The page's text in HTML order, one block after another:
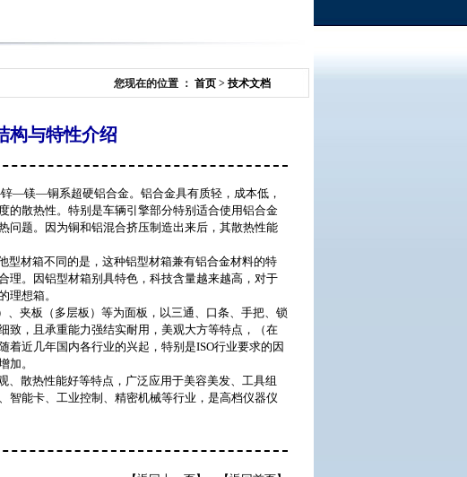
您现在的位置 ： 首页 > 技术文档
构与特性介绍
—镁—铜系超硬铝合金。铝合金具有质轻，成本低，
的散热性。特别是车辆引擎部分特别适合使用铝合金
题。因为铜和铝混合挤压制造出来后，其散热性能
材箱不同的是，这种铝型材箱兼有铝合金材料的特
理。因铝型材箱别具特色，科技含量越来越高，对于
理想箱。
夹板（多层板）等为面板，以三通、口条、手把、锁
致，且承重能力强结实耐用，美观大方等特点，（在
近几年国内各行业的兴起，特别是ISO行业要求的因
加。
散热性能好等特点，广泛应用于美容美发、工具组
智能卡、工业控制、精密机械等行业，是高档仪器仪